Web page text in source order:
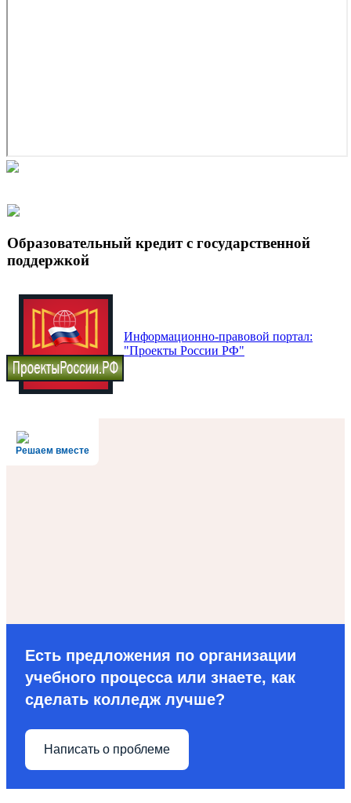
Образовательный кредит с государственной
поддержкой
Информационно-правовой портал:
"Проекты России РФ"
Решаем вместе
Есть предложения по организации
учебного процесса или знаете, как
сделать колледж лучше?
Написать о проблеме